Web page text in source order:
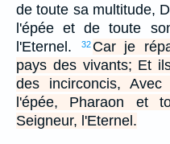
de toute sa multitude,
l'épée et de toute
l'Eternel.
32 Car je
pays des vivants; Et
des incirconcis,
l'épée, Pharaon et
Seigneur, l'Eternel.